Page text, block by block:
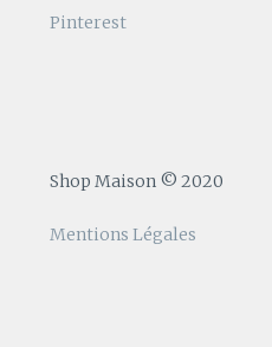
Pinterest
Shop Maison © 2020
Mentions Légales